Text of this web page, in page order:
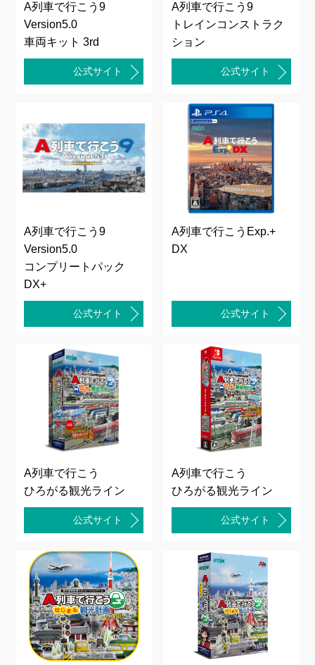
A列車で行こう9
Version5.0
車両キット 3rd
公式サイト
A列車で行こう9
トレインコンストラク
ション
公式サイト
A列車で行こう9
Version5.0
コンプリートパック
DX+
公式サイト
A列車で行こうExp.+
DX
公式サイト
A列車で行こう
ひろがる観光ライン
公式サイト
A列車で行こう
ひろがる観光ライン
公式サイト